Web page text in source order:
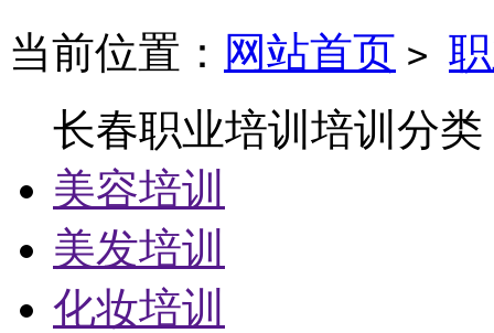
当前位置： 网站首页 >
长春职业培训培训分类
美容培训
美发培训
化妆培训